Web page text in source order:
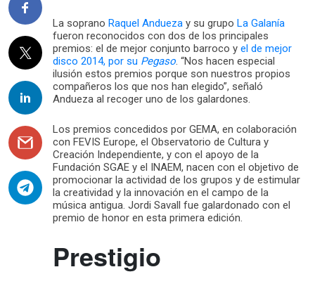
La soprano Raquel Andueza y su grupo La Galanía
fueron reconocidos con dos de los principales
premios: el de mejor conjunto barroco y el de mejor
disco 2014, por su Pegaso. “Nos hacen especial
ilusión estos premios porque son nuestros propios
compañeros los que nos han elegido”, señaló
Andueza al recoger uno de los galardones.
Los premios concedidos por GEMA, en colaboración
con FEVIS Europe, el Observatorio de Cultura y
Creación Independiente, y con el apoyo de la
Fundación SGAE y el INAEM, nacen con el objetivo de
promocionar la actividad de los grupos y de estimular
la creatividad y la innovación en el campo de la
música antigua. Jordi Savall fue galardonado con el
premio de honor en esta primera edición.
Prestigio